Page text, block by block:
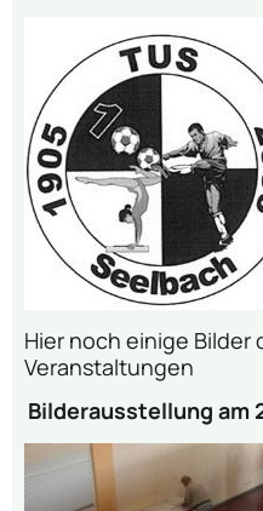
Hier noch einige Bilder
Veranstaltungen
Bilderausstellung am